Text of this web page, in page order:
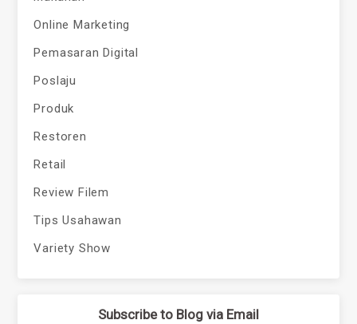
Online Marketing
Pemasaran Digital
Poslaju
Produk
Restoren
Retail
Review Filem
Tips Usahawan
Variety Show
Subscribe to Blog via Email